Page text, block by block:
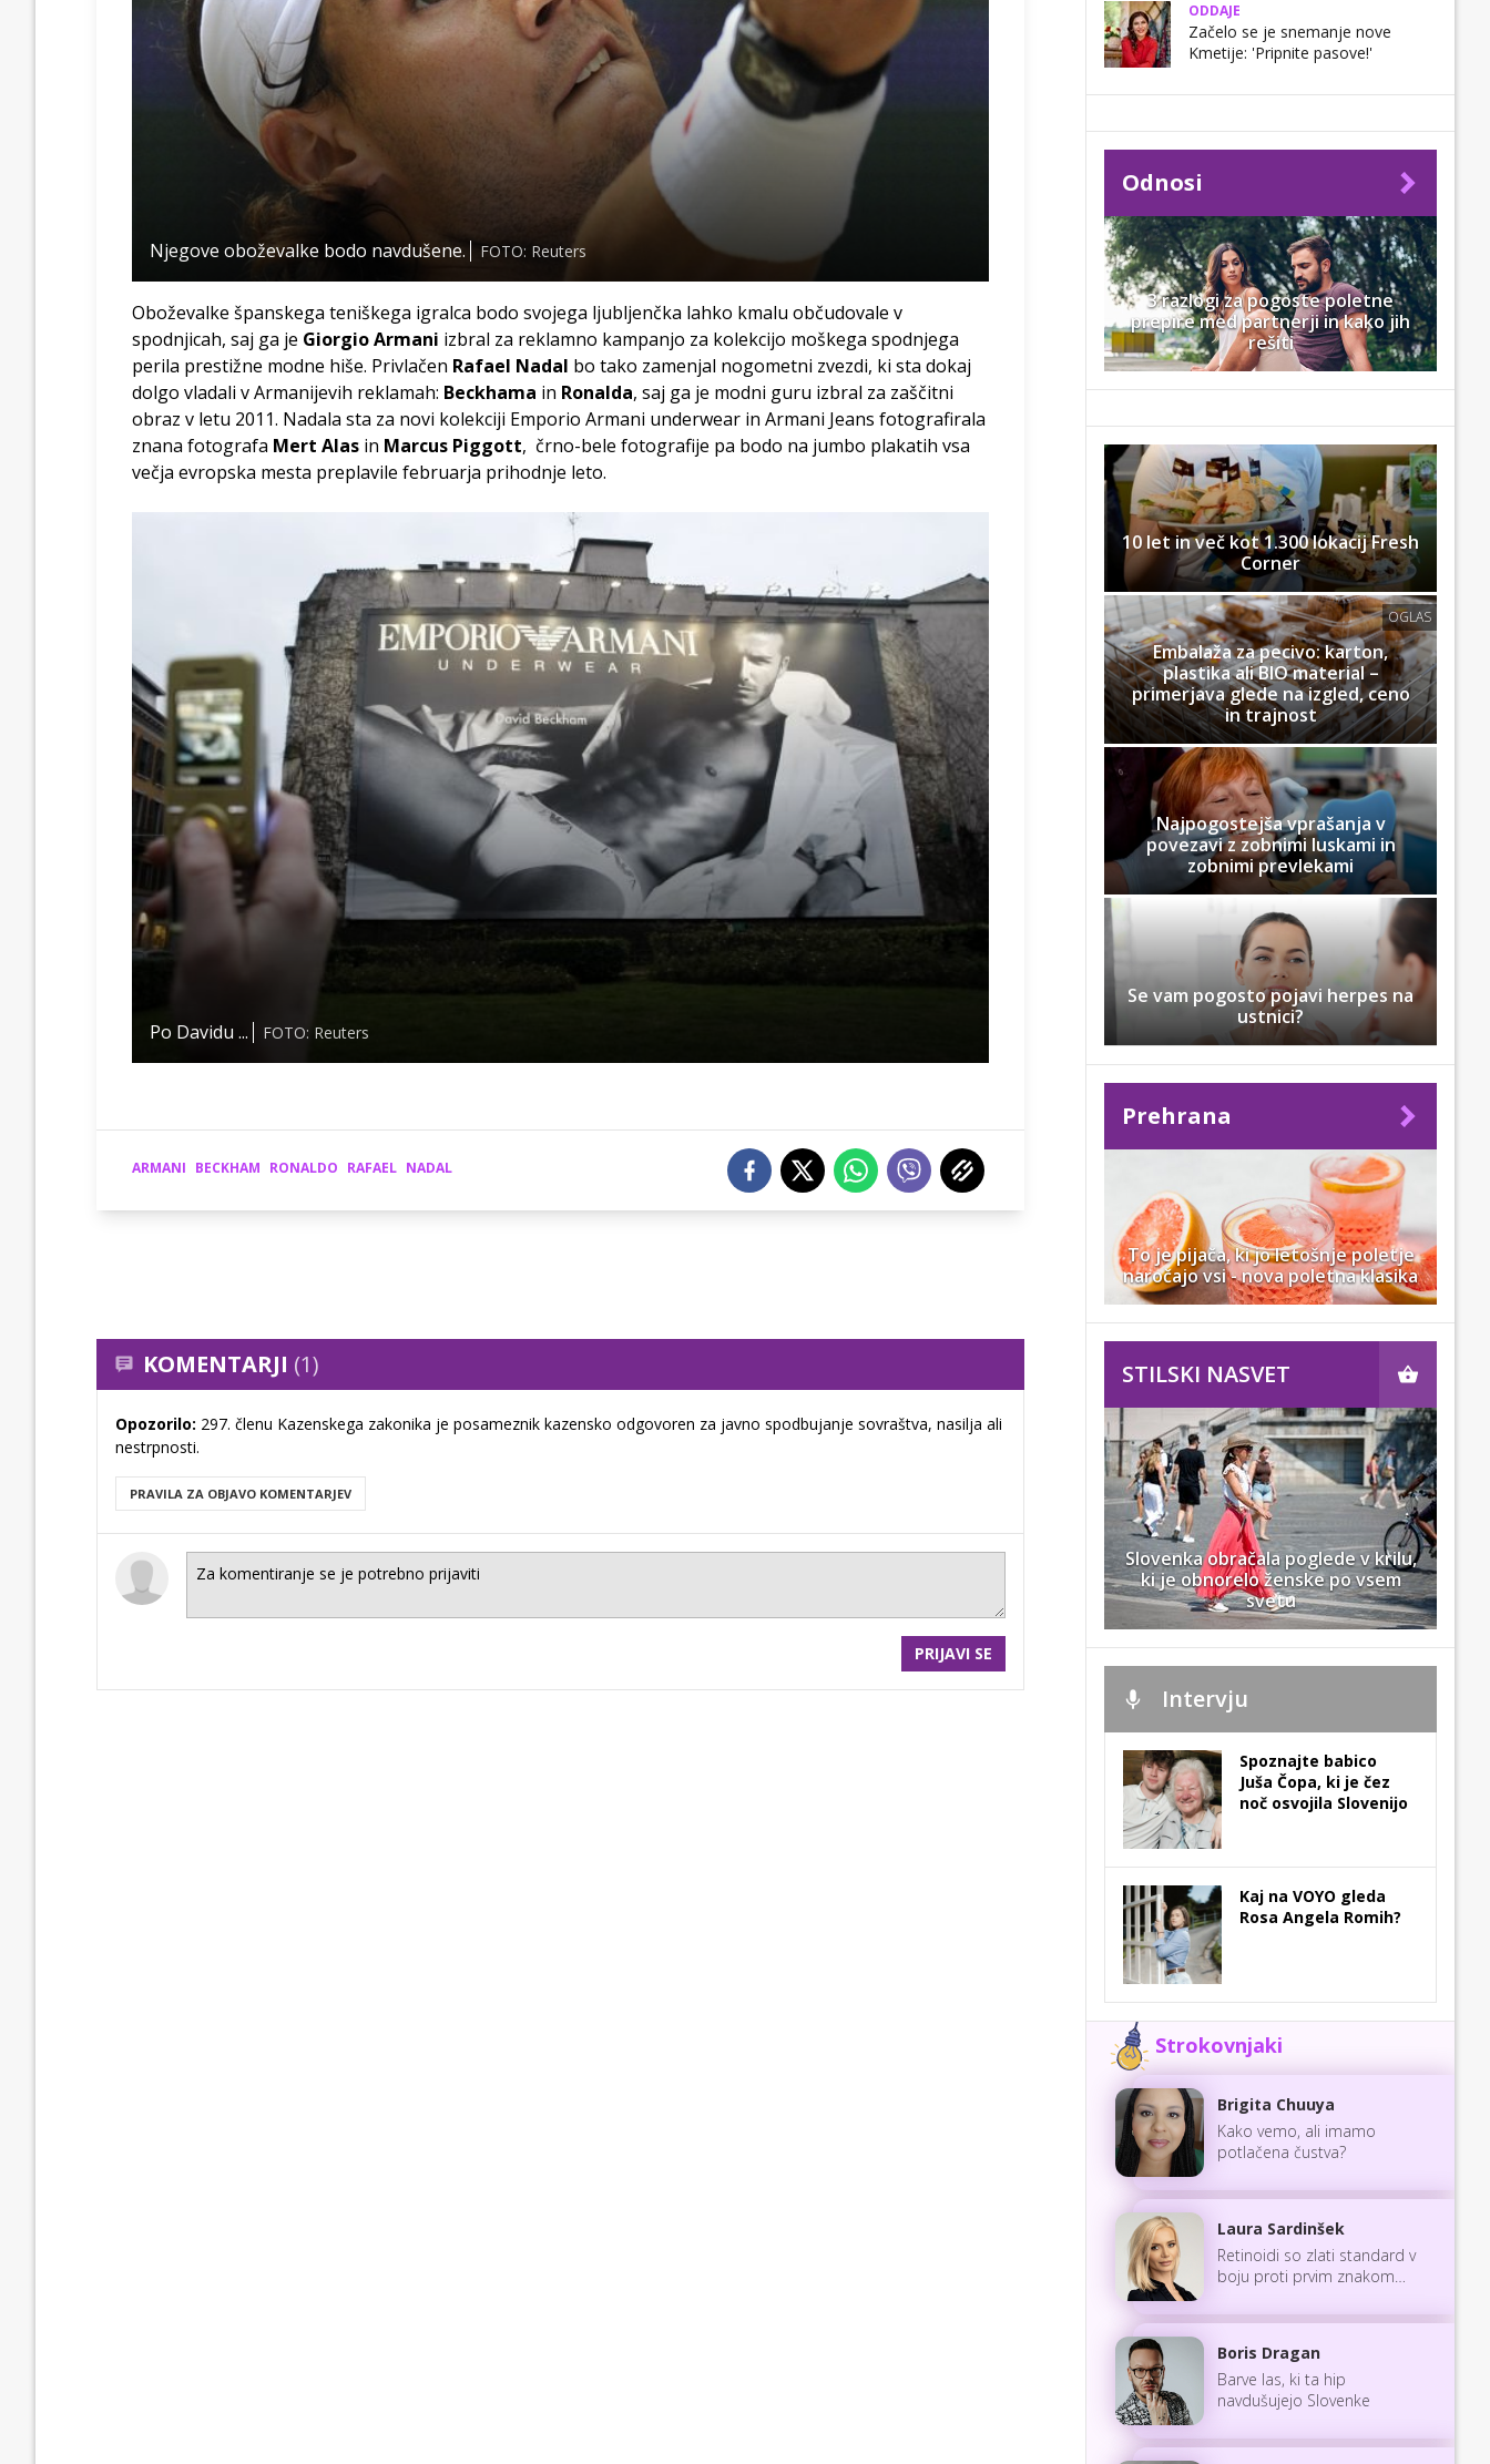
Njegove oboževalke bodo navdušene. FOTO: Reuters
Oboževalke španskega teniškega igralca bodo svojega ljubljenčka lahko kmalu občudovale v
spodnjicah, saj ga je Giorgio Armani izbral za reklamno kampanjo za kolekcijo moškega spodnjega
perila prestižne modne hiše. Privlačen Rafael Nadal bo tako zamenjal nogometni zvezdi, ki sta dokaj
dolgo vladali v Armanijevih reklamah: Beckhama in Ronalda, saj ga je modni guru izbral za zaščitni
obraz v letu 2011. Nadala sta za novi kolekciji Emporio Armani underwear in Armani Jeans fotografirala
znana fotografa Mert Alas in Marcus Piggott, črno-bele fotografije pa bodo na jumbo plakatih vsa
večja evropska mesta preplavile februarja prihodnje leto.
Po Davidu ... FOTO: Reuters
ARMANI BECKHAM RONALDO RAFAEL NADAL
KOMENTARJI (1)
Opozorilo: 297. členu Kazenskega zakonika je posameznik kazensko odgovoren za javno spodbujanje sovraštva, nasilja ali
nestrpnosti.
PRAVILA ZA OBJAVO KOMENTARJEV
PRIJAVI SE
ODDAJE
Začelo se je snemanje nove
Kmetije: 'Pripnite pasove!'
Odnosi
3 razlogi za pogoste poletne
prepire med partnerji in kako jih
rešiti
10 let in več kot 1.300 lokacij Fresh
Corner
OGLAS
Embalaža za pecivo: karton,
plastika ali BIO material –
primerjava glede na izgled, ceno
in trajnost
Najpogostejša vprašanja v
povezavi z zobnimi luskami in
zobnimi prevlekami
Se vam pogosto pojavi herpes na
ustnici?
Prehrana
To je pijača, ki jo letošnje poletje
naročajo vsi - nova poletna klasika
STILSKI NASVET
Slovenka obračala poglede v krilu,
ki je obnorelo ženske po vsem
svetu
Intervju
Spoznajte babico
Juša Čopa, ki je čez
noč osvojila Slovenijo
Kaj na VOYO gleda
Rosa Angela Romih?
Strokovnjaki
Brigita Chuuya
Kako vemo, ali imamo
potlačena čustva?
Laura Sardinšek
Retinoidi so zlati standard v
boju proti prvim znakom
Boris Dragan
Barve las, ki ta hip
navdušujejo Slovenke